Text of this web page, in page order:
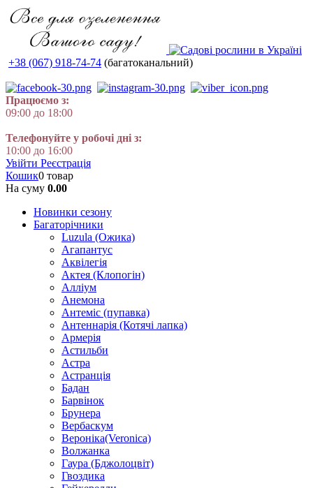
+38 (067) 918-74-74 (багатоканальний)
Працюємо з:
09:00 до 18:00
Телефонуйте у робочі дні з:
10:00 до 16:00
Увійти Реєстрація
Кошик0 товар
На суму 0.00
Новинки сезону
Багаторічники
Luzula (Ожика)
Агапантус
Аквілегія
Актея (Клопогін)
Алліум
Анемона
Антеміс (пупавка)
Антеннарія (Котячі лапка)
Армерія
Астильби
Астра
Астранція
Бадан
Барвінок
Брунера
Вербаскум
Вероніка(Veronica)
Волжанка
Гаура (Бджолоцвіт)
Гвоздика